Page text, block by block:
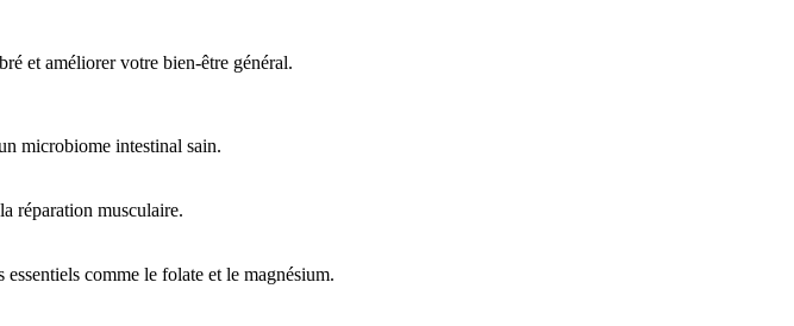
et améliorer votre bien-être général.
microbiome intestinal sain.
réparation musculaire.
comme le folate et le magnésium.